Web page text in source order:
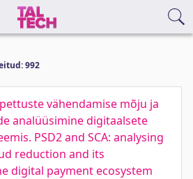
992
pettuste vähendamise mõju ja
analüüsimine digitaalsete
PSD2 and SCA: analysing
reduction and its
digital payment ecosystem